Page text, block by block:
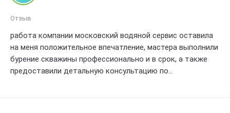
Отзыв
работа компании московский водяной сервис оставила
на меня положительное впечатление, мастера выполнили
бурение скважины профессионально и в срок, а также
предоставили детальную консультацию по